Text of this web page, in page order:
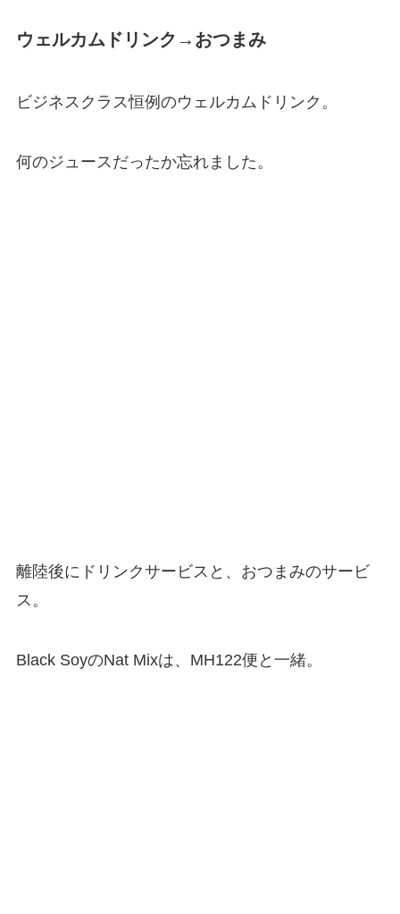
ウェルカムドリンク→おつまみ
ビジネスクラス恒例のウェルカムドリンク。
何のジュースだったか忘れました。
離陸後にドリンクサービスと、おつまみのサービ
ス。
Black SoyのNat Mixは、MH122便と一緒。